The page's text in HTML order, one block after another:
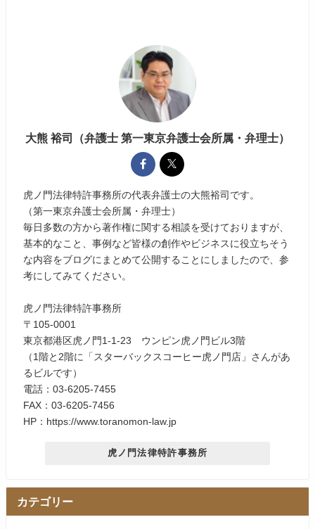
大熊 裕司（弁護士 第一東京弁護士会所属・弁理士）
虎ノ門法律特許事務所の代表弁護士の大熊裕司です。
（第一東京弁護士会所属・弁理士）
毎日多数の方から著作権に関する相談を受けておりますが、
基本的なこと、事例など皆様の創作やビジネスに役立ちそう
な内容をブログにまとめて公開することにしましたので、参
考にしてみてください。
虎ノ門法律特許事務所
〒105-0001
東京都港区虎ノ門1-1-23 ウンピン虎ノ門ビル3階
（1階と2階に「スターバックスコーヒー虎ノ門店」さんがあ
るビルです）
電話：03-6205-7455
FAX：03-6205-7456
HP：https://www.toranomon-law.jp
虎ノ門法律特許事務所
カテゴリー